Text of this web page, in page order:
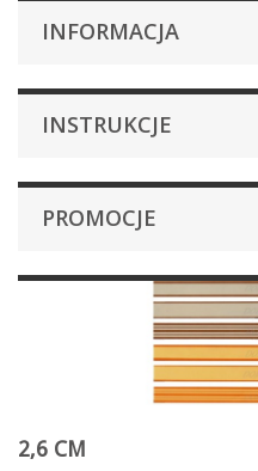
INFORMACJA
INSTRUKCJE
PROMOCJE
2,6 CM